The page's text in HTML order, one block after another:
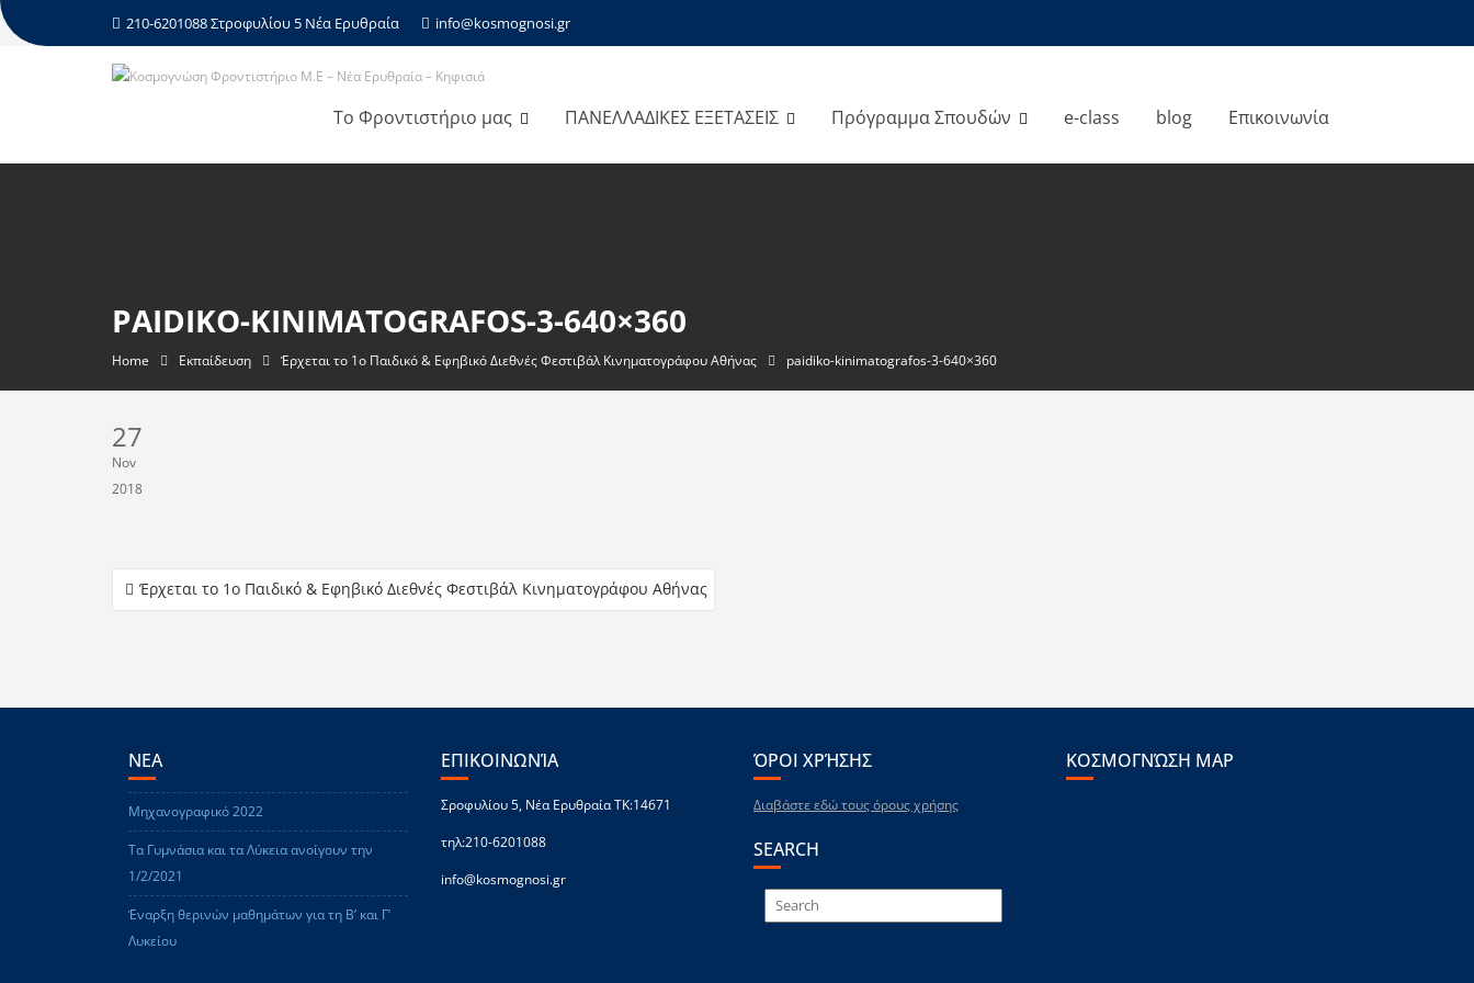
210-6201088 Στροφυλίου 5 Νέα Ερυθραία info@kosmognosi.gr
Το Φροντιστήριο μας ΠΑΝΕΛΛΑΔΙΚΕΣ ΕΞΕΤΑΣΕΙΣ Πρόγραμμα Σπουδών e-class blog Επικοινωνία
PAIDIKO-KINIMATOGRAFOS-3-640×360
Home Εκπαίδευση Έρχεται το 1ο Παιδικό & Εφηβικό Διεθνές Φεστιβάλ Κινηματογράφου Αθήνας paidiko-kinimatografos-3-640×360
27
Nov
2018
Έρχεται το 1ο Παιδικό & Εφηβικό Διεθνές Φεστιβάλ Κινηματογράφου Αθήνας
ΝΕΑ
Μηχανογραφικό 2022
Τα Γυμνάσια και τα Λύκεια ανοίγουν την
1/2/2021
Έναρξη θερινών μαθημάτων για τη Β’ και Γ’
Λυκείου
ΕΠΙΚΟΙΝΩΝΊΑ
Σροφυλίου 5, Νέα Ερυθραία ΤΚ:14671
τηλ:210-6201088
info@kosmognosi.gr
ΌΡΟΙ ΧΡΉΣΗΣ
Διαβάστε εδώ τους όρους χρήσης
SEARCH
ΚΟΣΜΟΓΝΏΣΗ MAP